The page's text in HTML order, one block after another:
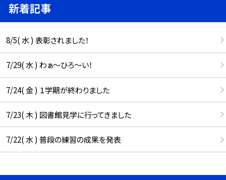
新着記事
8/5( 水 ) 表彰されました！
7/29( 水 ) わぁ～ひろ～い！
7/24( 金 ) １学期が終わりました
7/23( 木 ) 図書館見学に行ってきました
7/22( 水 ) 普段の練習の成果を発表